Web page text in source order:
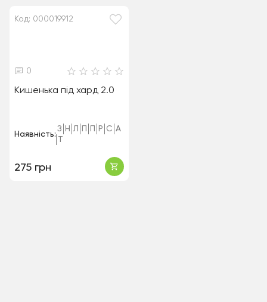
Код: 000019912
0
Кишенька під хард 2.0
Наявність:
З Н Л Р С А
275 грн